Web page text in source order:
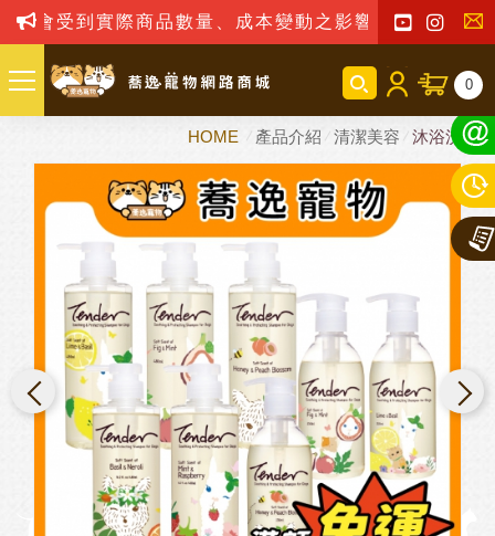
到實際商品數量、成本變動之影響，我司保留訂單接受
聯
我
們
0
HOME 產品介紹 清潔美容 沐浴洗劑